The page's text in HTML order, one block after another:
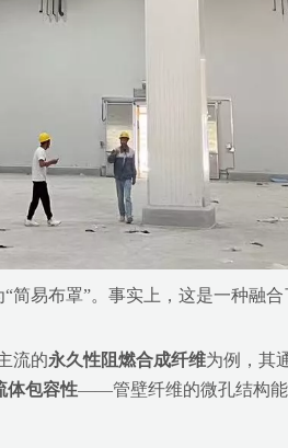
简易布罩”。事实上，这是一种融合
流的永久性阻燃合成纤维为例，其
体包容性——管壁纤维的微孔结构能